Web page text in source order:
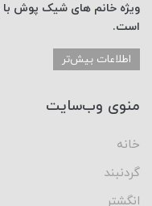
ویژه خانم های شیک پوش با
است.
اطلاعات بیش‌تر
منوی وب‌سایت
خانه
گردنبند
انگشتر